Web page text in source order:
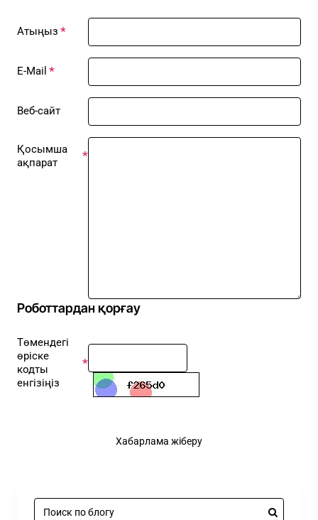
Атыңыз
E-Mail
Веб-сайт
Қосымша
ақпарат
Роботтардан қорғау
Төмендегі
өріске
кодты
енгізіңіз
Хабарлама жіберу